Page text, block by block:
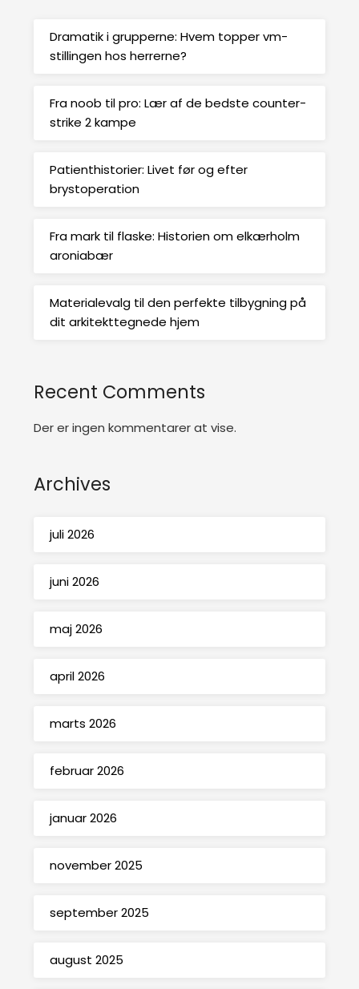
Dramatik i grupperne: Hvem topper vm-
stillingen hos herrerne?
Fra noob til pro: Lær af de bedste counter-
strike 2 kampe
Patienthistorier: Livet før og efter
brystoperation
Fra mark til flaske: Historien om elkærholm
aroniabær
Materialevalg til den perfekte tilbygning på
dit arkitekttegnede hjem
Recent Comments
Der er ingen kommentarer at vise.
Archives
juli 2026
juni 2026
maj 2026
april 2026
marts 2026
februar 2026
januar 2026
november 2025
september 2025
august 2025